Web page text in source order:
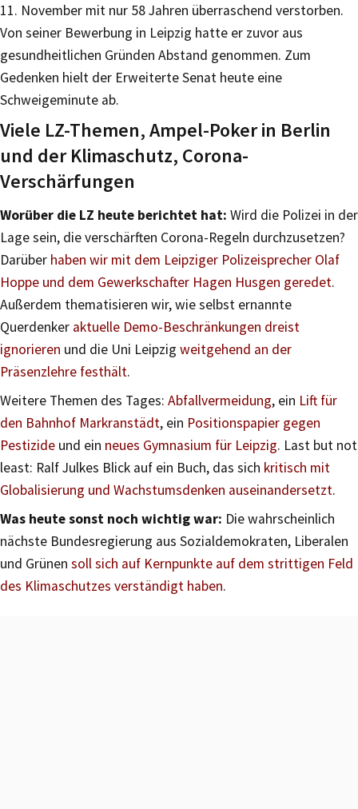
11. November mit nur 58 Jahren überraschend verstorben.
Von seiner Bewerbung in Leipzig hatte er zuvor aus
gesundheitlichen Gründen Abstand genommen. Zum
Gedenken hielt der Erweiterte Senat heute eine
Schweigeminute ab.
Viele LZ-Themen, Ampel-Poker in Berlin
und der Klimaschutz, Corona-
Verschärfungen
Worüber die LZ heute berichtet hat: Wird die Polizei in der
Lage sein, die verschärften Corona-Regeln durchzusetzen?
Darüber haben wir mit dem Leipziger Polizeisprecher Olaf
Hoppe und dem Gewerkschafter Hagen Husgen geredet.
Außerdem thematisieren wir, wie selbst ernannte
Querdenker aktuelle Demo-Beschränkungen dreist
ignorieren und die Uni Leipzig weitgehend an der
Präsenzlehre festhält.
Weitere Themen des Tages: Abfallvermeidung, ein Lift für
den Bahnhof Markranstädt, ein Positionspapier gegen
Pestizide und ein neues Gymnasium für Leipzig. Last but not
least: Ralf Julkes Blick auf ein Buch, das sich kritisch mit
Globalisierung und Wachstumsdenken auseinandersetzt.
Was heute sonst noch wichtig war: Die wahrscheinlich
nächste Bundesregierung aus Sozialdemokraten, Liberalen
und Grünen soll sich auf Kernpunkte auf dem strittigen Feld
des Klimaschutzes verständigt haben.